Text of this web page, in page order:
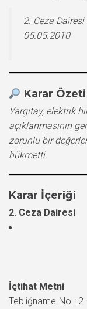
2. Ceza
05.05.2010
Karar Özeti
Yargıtay, elektrik
açıklanmasının
zorunlu bir
hükmetti.
Karar İçeriği
2. Ceza Dairesi
İçtihat Metni
Tebliğname No : 2